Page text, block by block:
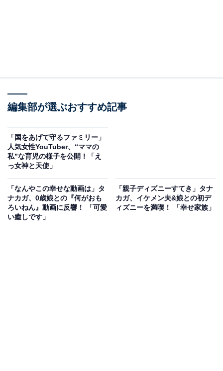
編集部が選ぶおすすめ記事
「国をあげて守るファミリー」
人気女性YouTuber、“ママの
私”な育児の様子を公開！「え
っ女神と天使」
「なんやこの幸せな動画は」タ
ナカガ、0歳娘との『何がおも
ろいねん』動画に反響！ 「可愛
い癒しです」
「親子ディズニーすてき」タナ
カガ、イケメン夫&娘との初デ
ィズニーを満喫！ 「幸せ家族」